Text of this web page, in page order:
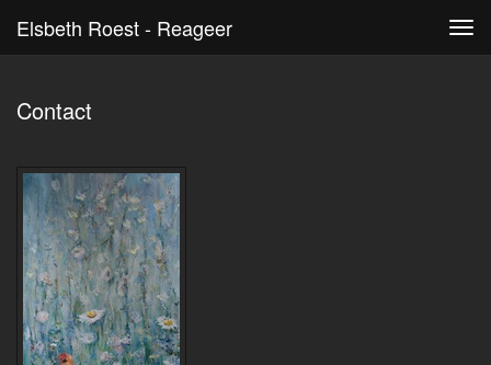
Elsbeth Roest - Reageer
Contact